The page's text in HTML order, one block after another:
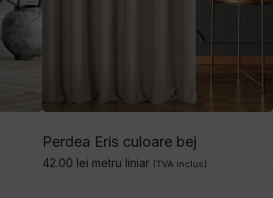
Perdea Eris culoare bej
42.00 lei metru liniar (TVA inclus)